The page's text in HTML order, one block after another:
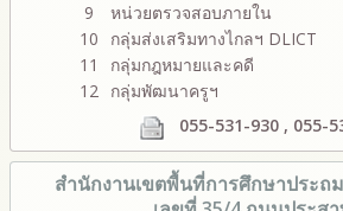
9
หน่วยตรวจสอบภายใน
10
กลุ่มส่งเสริมทางไกลฯ DLICT
11
กลุ่มกฎหมายและคดี
12 กลุ่มพัฒนาครูฯ
055-531-930 , 055-
สำนักงานเขตพื้นที่การศึกษาประถ